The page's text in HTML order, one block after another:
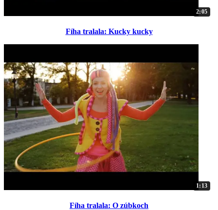
2:05
Fíha tralala: Kucky kucky
1:13
Fíha tralala: O zúbkoch